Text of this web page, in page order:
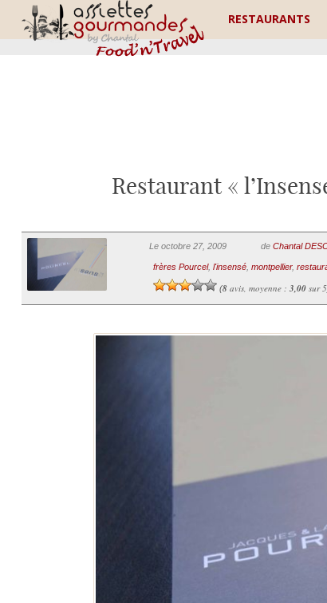
RESTAURANTS
Restaurant «
Le octobre 27, 2009 de Chantal
frères Pourcel, l'insensé, montpellier,
(8 avis, moyenne : 3,00sur 5